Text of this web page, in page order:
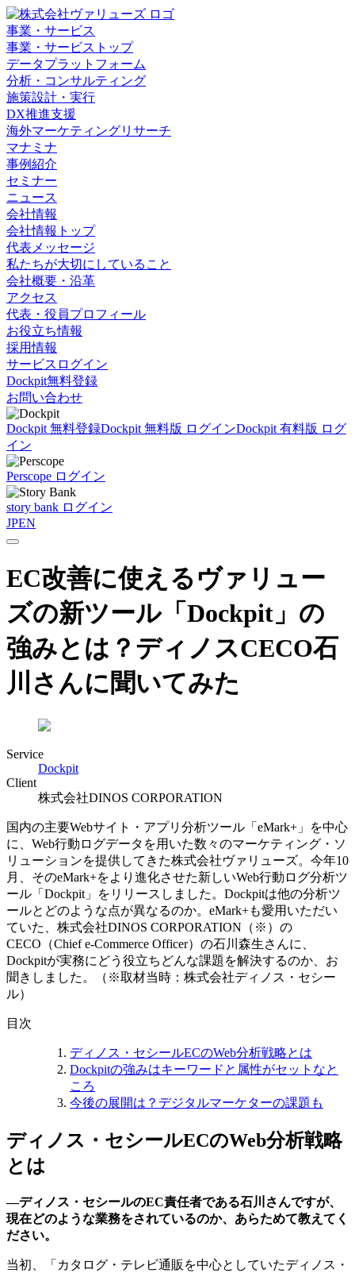
事業・サービス
事業・サービストップ
データプラットフォーム
分析・コンサルティング
施策設計・実行
DX推進支援
海外マーケティングリサーチ
マナミナ
事例紹介
セミナー
ニュース
会社情報
会社情報トップ
代表メッセージ
私たちが大切にしていること
会社概要・沿革
アクセス
代表・役員プロフィール
お役立ち情報
採用情報
サービスログイン
Dockpit無料登録
お問い合わせ
Dockpit 無料登録Dockpit 無料版 ログインDockpit 有料版 ログ
イン
Perscope ログイン
story bank ログイン
JPEN
EC改善に使えるヴァリュー
ズの新ツール「Dockpit」の
強みとは？ディノスCECO石
川さんに聞いてみた
Service
Dockpit
Client
株式会社DINOS CORPORATION
国内の主要Webサイト・アプリ分析ツール「eMark+」を中心
に、Web行動ログデータを用いた数々のマーケティング・ソ
リューションを提供してきた株式会社ヴァリューズ。今年10
月、そのeMark+をより進化させた新しいWeb行動ログ分析ツ
ール「Dockpit」をリリースしました。Dockpitは他の分析ツ
ールとどのような点が異なるのか。eMark+も愛用いただい
ていた、株式会社DINOS CORPORATION（※）の
CECO（Chief e-Commerce Officer）の石川森生さんに、
Dockpitが実務にどう役立ちどんな課題を解決するのか、お
聞きしました。（※取材当時：株式会社ディノス・セシー
ル）
目次
ディノス・セシールECのWeb分析戦略とは
Dockpitの強みはキーワードと属性がセットなと
ころ
今後の展開は？デジタルマーケターの課題も
ディノス・セシールECのWeb分析戦略
とは
―ディノス・セシールのEC責任者である石川さんですが、
現在どのような業務をされているのか、あらためて教えてく
ださい。
当初、「カタログ・テレビ通販を中心としていたディノス・